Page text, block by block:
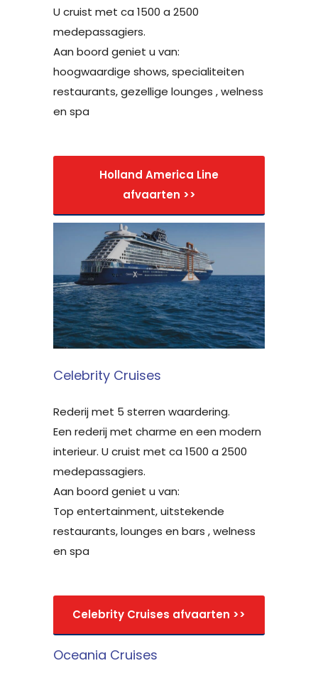
U cruist met ca 1500 a 2500
medepassagiers.
Aan boord geniet u van:
hoogwaardige shows, specialiteiten
restaurants, gezellige lounges , welness
en spa
Holland America Line
afvaarten >>
Celebrity Cruises
Rederij met 5 sterren waardering.
Een rederij met charme en een modern
interieur. U cruist met ca 1500 a 2500
medepassagiers.
Aan boord geniet u van:
Top entertainment, uitstekende
restaurants, lounges en bars , welness
en spa
Celebrity Cruises afvaarten >>
Oceania Cruises